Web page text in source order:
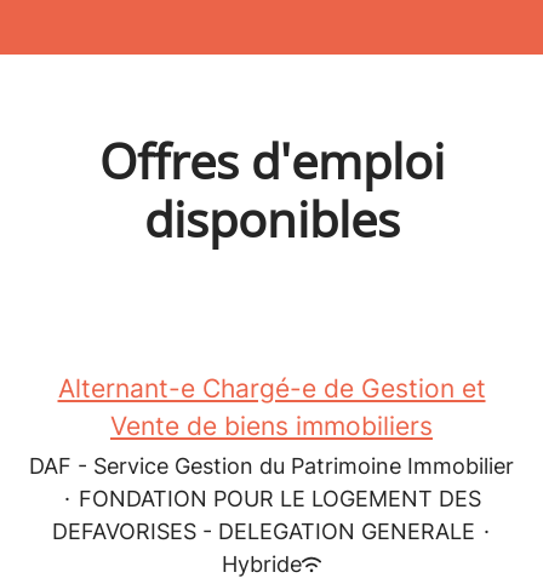
Offres d'emploi
disponibles
Alternant-e Chargé-e de Gestion et
Vente de biens immobiliers
DAF - Service Gestion du Patrimoine Immobilier
· FONDATION POUR LE LOGEMENT DES
DEFAVORISES - DELEGATION GENERALE ·
Hybride